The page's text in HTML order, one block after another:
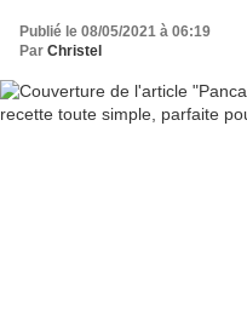
Publié le 08/05/2021 à 06:19
Par Christel